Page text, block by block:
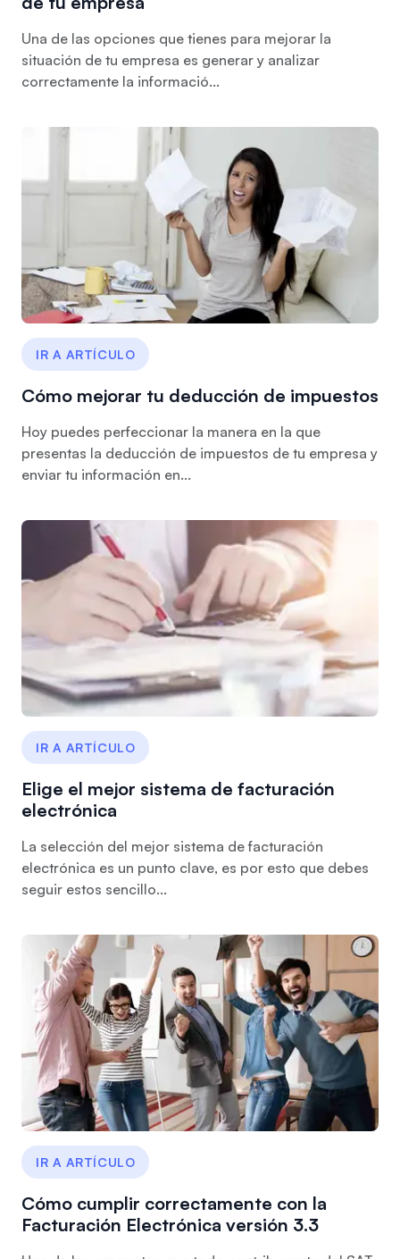
Una de las opciones que tienes para mejorar la
situación de tu empresa es generar y analizar
correctamente la informació...
IR A ARTÍCULO
Cómo mejorar tu deducción de impuestos
Hoy puedes perfeccionar la manera en la que
presentas la deducción de impuestos de tu empresa y
enviar tu información en...
IR A ARTÍCULO
Elige el mejor sistema de facturación
electrónica
La selección del mejor sistema de facturación
electrónica es un punto clave, es por esto que debes
seguir estos sencillo...
IR A ARTÍCULO
Cómo cumplir correctamente con la
Facturación Electrónica versión 3.3